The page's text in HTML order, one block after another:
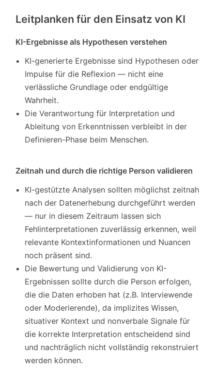
Leitplanken für den Einsatz von KI
KI-Ergebnisse als Hypothesen verstehen
KI-generierte Ergebnisse sind Hypothesen oder
Impulse für die Reflexion — nicht eine
verlässliche Grundlage oder endgültige
Wahrheit.
Die Verantwortung für Interpretation und
Ableitung von Erkenntnissen verbleibt in der
Definieren-Phase beim Menschen.
Zeitnah und durch die richtige Person validieren
KI-gestützte Analysen sollten möglichst zeitnah
nach der Datenerhebung durchgeführt werden
— nur in diesem Zeitraum lassen sich
Fehlinterpretationen zuverlässig erkennen, weil
relevante Kontextinformationen und Nuancen
noch präsent sind.
Die Bewertung und Validierung von KI-
Ergebnissen sollte durch die Person erfolgen,
die die Daten erhoben hat (z.B. Interviewende
oder Moderierende), da implizites Wissen,
situativer Kontext und nonverbale Signale für
die korrekte Interpretation entscheidend sind
und nachträglich nicht vollständig rekonstruiert
werden können.